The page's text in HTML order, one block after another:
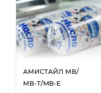
АМИСТАЙЛ МВ/
МВ‑Т/MB‑E